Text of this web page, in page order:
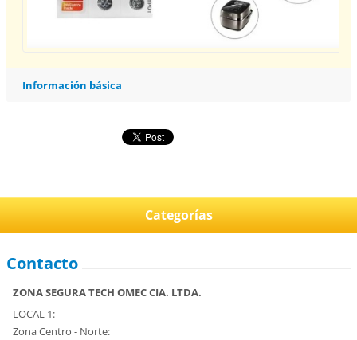
Información básica
Categorías
Contacto
ZONA SEGURA TECH OMEC CIA. LTDA.
LOCAL 1:
Zona Centro - Norte: